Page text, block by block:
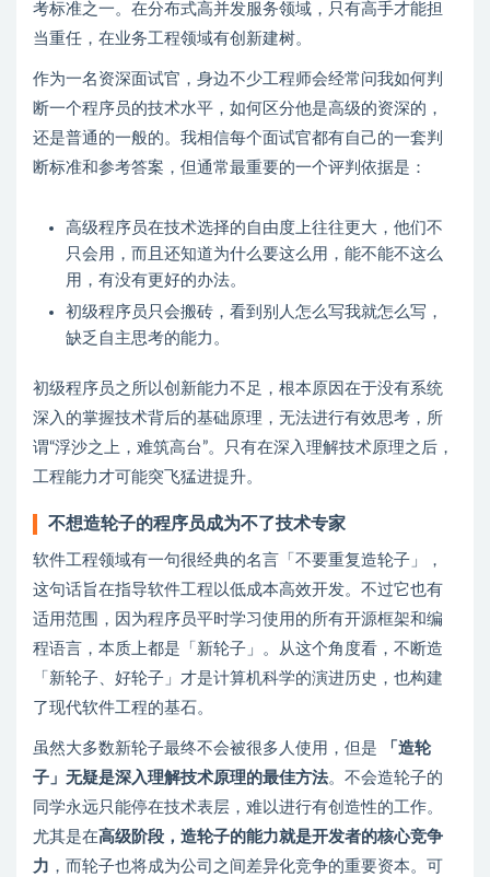
考标准之一。在分布式高并发服务领域，只有高手才能担
当重任，在业务工程领域有创新建树。
作为一名资深面试官，身边不少工程师会经常问我如何判
断一个程序员的技术水平，如何区分他是高级的资深的，
还是普通的一般的。我相信每个面试官都有自己的一套判
断标准和参考答案，但通常最重要的一个评判依据是：
高级程序员在技术选择的自由度上往往更大，他们不
只会用，而且还知道为什么要这么用，能不能不这么
用，有没有更好的办法。
初级程序员只会搬砖，看到别人怎么写我就怎么写，
缺乏自主思考的能力。
初级程序员之所以创新能力不足，根本原因在于没有系统
深入的掌握技术背后的基础原理，无法进行有效思考，所
谓“浮沙之上，难筑高台”。只有在深入理解技术原理之后，
工程能力才可能突飞猛进提升。
不想造轮子的程序员成为不了技术专家
软件工程领域有一句很经典的名言「不要重复造轮子」，
这句话旨在指导软件工程以低成本高效开发。不过它也有
适用范围，因为程序员平时学习使用的所有开源框架和编
程语言，本质上都是「新轮子」。从这个角度看，不断造
「新轮子、好轮子」才是计算机科学的演进历史，也构建
了现代软件工程的基石。
虽然大多数新轮子最终不会被很多人使用，但是
「造轮
子」无疑是深入理解技术原理的最佳方法。不会造轮子的
同学永远只能停在技术表层，难以进行有创造性的工作。
尤其是在高级阶段，造轮子的能力就是开发者的核心竞争
力 ，而轮子也将成为公司之间差异化竞争的重要资本。可